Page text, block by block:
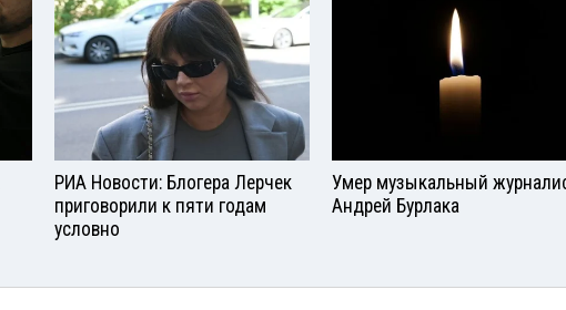
РИА Новости: Блогера Лерчек
приговорили к пяти годам
условно
Умер музыкальный
Андрей Бурлака